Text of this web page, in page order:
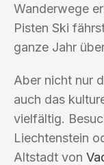
Wanderwege
Pisten Ski
ganze Jahr
Aber nicht nur
auch das
vielfältig.
Liechtenstein
Altstadt von